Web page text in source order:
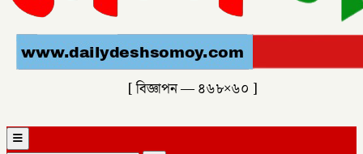
[ বিজ্ঞাপন — ৪৬৮×৬০ ]